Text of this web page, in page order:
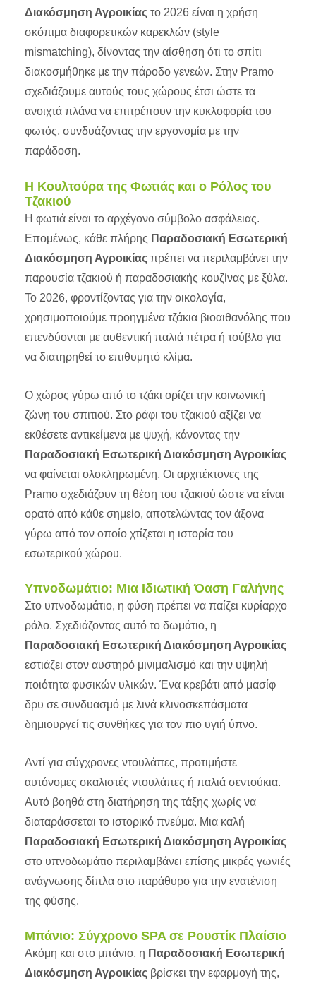
Διακόσμηση Αγροικίας το 2026 είναι η χρήση
σκόπιμα διαφορετικών καρεκλών (style
mismatching), δίνοντας την αίσθηση ότι το σπίτι
διακοσμήθηκε με την πάροδο γενεών. Στην Pramo
σχεδιάζουμε αυτούς τους χώρους έτσι ώστε τα
ανοιχτά πλάνα να επιτρέπουν την κυκλοφορία του
φωτός, συνδυάζοντας την εργονομία με την
παράδοση.
Η Κουλτούρα της Φωτιάς και ο Ρόλος του
Τζακιού
Η φωτιά είναι το αρχέγονο σύμβολο ασφάλειας.
Επομένως, κάθε πλήρης Παραδοσιακή Εσωτερική
Διακόσμηση Αγροικίας πρέπει να περιλαμβάνει την
παρουσία τζακιού ή παραδοσιακής κουζίνας με ξύλα.
Το 2026, φροντίζοντας για την οικολογία,
χρησιμοποιούμε προηγμένα τζάκια βιοαιθανόλης που
επενδύονται με αυθεντική παλιά πέτρα ή τούβλο για
να διατηρηθεί το επιθυμητό κλίμα.
Ο χώρος γύρω από το τζάκι ορίζει την κοινωνική
ζώνη του σπιτιού. Στο ράφι του τζακιού αξίζει να
εκθέσετε αντικείμενα με ψυχή, κάνοντας την
Παραδοσιακή Εσωτερική Διακόσμηση Αγροικίας
να φαίνεται ολοκληρωμένη. Οι αρχιτέκτονες της
Pramo σχεδιάζουν τη θέση του τζακιού ώστε να είναι
ορατό από κάθε σημείο, αποτελώντας τον άξονα
γύρω από τον οποίο χτίζεται η ιστορία του
εσωτερικού χώρου.
Υπνοδωμάτιο: Μια Ιδιωτική Όαση Γαλήνης
Στο υπνοδωμάτιο, η φύση πρέπει να παίζει κυρίαρχο
ρόλο. Σχεδιάζοντας αυτό το δωμάτιο, η
Παραδοσιακή Εσωτερική Διακόσμηση Αγροικίας
εστιάζει στον αυστηρό μινιμαλισμό και την υψηλή
ποιότητα φυσικών υλικών. Ένα κρεβάτι από μασίφ
δρυ σε συνδυασμό με λινά κλινοσκεπάσματα
δημιουργεί τις συνθήκες για τον πιο υγιή ύπνο.
Αντί για σύγχρονες ντουλάπες, προτιμήστε
αυτόνομες σκαλιστές ντουλάπες ή παλιά σεντούκια.
Αυτό βοηθά στη διατήρηση της τάξης χωρίς να
διαταράσσεται το ιστορικό πνεύμα. Μια καλή
Παραδοσιακή Εσωτερική Διακόσμηση Αγροικίας
στο υπνοδωμάτιο περιλαμβάνει επίσης μικρές γωνιές
ανάγνωσης δίπλα στο παράθυρο για την ενατένιση
της φύσης.
Μπάνιο: Σύγχρονο SPA σε Ρουστίκ Πλαίσιο
Ακόμη και στο μπάνιο, η Παραδοσιακή Εσωτερική
Διακόσμηση Αγροικίας βρίσκει την εφαρμογή της,